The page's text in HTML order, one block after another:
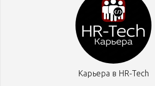
Карьера в HR-Tech